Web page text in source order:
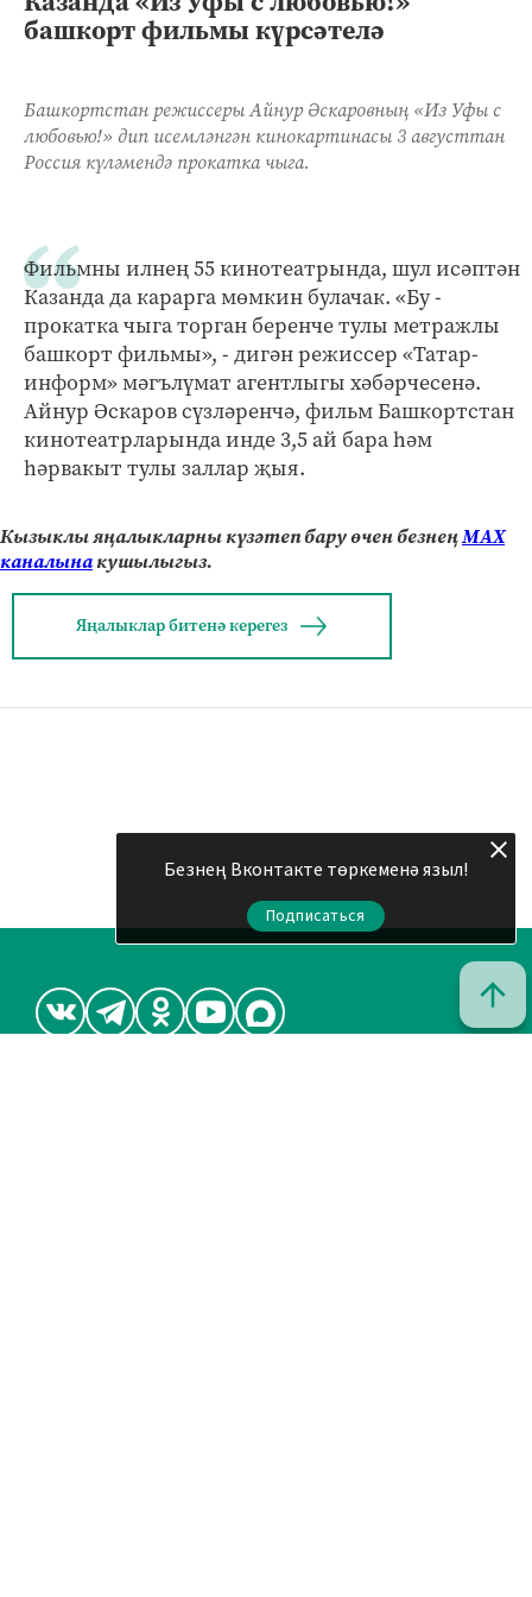
башкорт фильмы күрсәтелә
Башкортстан режиссеры Айнур Әскаровның «Из Уфы с
любовью!» дип исемләнгән кинокартинасы ­3 августтан
Россия күләмендә прокатка чыга.
Фильмны илнең 55 кинотеатрында, шул исәптән
Казанда да карарга мөмкин булачак. «Бу -
прокатка чыга торган беренче тулы метражлы
башкорт фильмы», - дигән режиссер «Татар-
информ» мәгъ­лүмат агентлыгы хәбәрчесенә.
Айнур Әскаров сүзләренчә, фильм Башкортстан
кинотеатрларында инде 3,5 ай бара һәм
һәрвакыт тулы заллар җыя.
Кызыклы яңалыкларны күзәтеп бару өчен безнеңМАХ
каналынакушылыгыз.
Яңалыклар битенә керегез
Безнең Вконтакте төркеменә языл!
Подписаться